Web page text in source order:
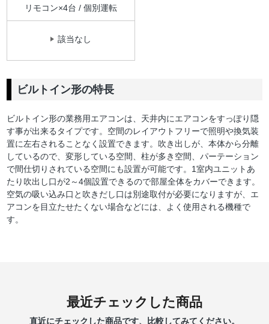
リモコン×4台 / 個別運転
該当なし
ビルトイン形の特長
ビルトイン形の業務用エアコンは、天井内にエアコンをすっぽり隠
す事が出来るタイプです。空間のレイアウトフリーで照明や換気装
置に左右されることなく設置できます。吹き出しが、本体から分離
しているので、変形している空間、柱が多き空間、パーテーション
で間仕切りされている空間にも設置が可能です。1室内ユニットあ
たり吹出し口が2～4個設置できるので部屋全体をカバーできます。
空気の吸い込み口と吹きだし口は別途取付が必要になりますが、エ
アコンを目立たせたくない場合などには、よく使用される機種で
す。
最近チェックした商品
直近にチェックした商品です、比較してみてください。